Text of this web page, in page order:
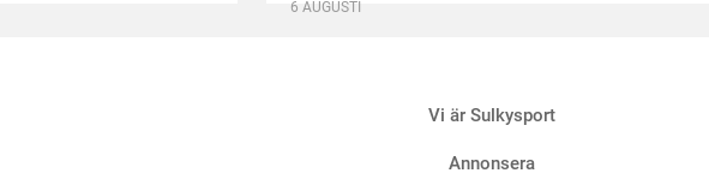
6 AUGUSTI
Vi är Sulkysport
Annonsera